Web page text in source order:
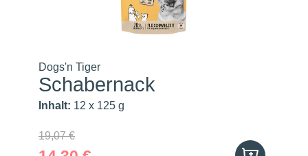
Dogs'n Tiger
Schabernack
Inhalt: 12 x 125 g
19,07 €